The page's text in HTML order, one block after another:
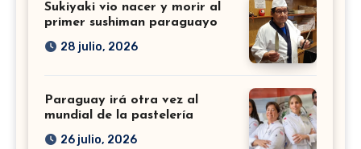
Sukiyaki vio nacer y morir al
primer sushiman paraguayo
28 julio, 2026
Paraguay irá otra vez al
mundial de la pastelería
26 julio, 2026